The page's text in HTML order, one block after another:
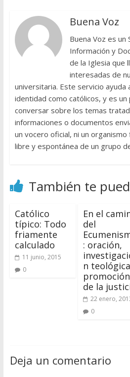
Buena Voz
Buena Voz es un
Información y
de la Iglesia que
interesadas de
universitaria. Este servicio ayuda
identidad como católicos, y es
conversar sobre los temas
informaciones o documentos
un vocero oficial, ni un organismo
libre y espontánea de un grupo
También te
Católico
típico: Todo
friamente
calculado
11 junio, 2015
0
En el
del
: oración,
n
promoción
de la
22 enero,
0
Deja un comentario